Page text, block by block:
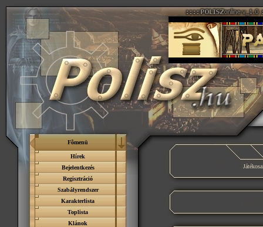
Fõmenü
Hírek
Bejelentkezés
Regisztráció
Szabályrendszer
Karakterlista
Toplista
Klánok